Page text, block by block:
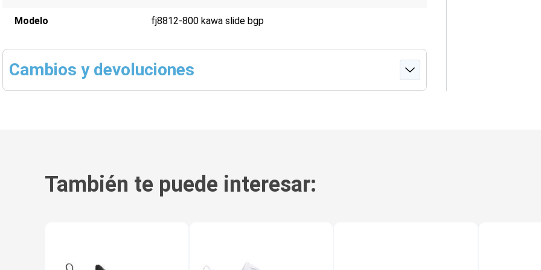
Modelo fj8812-800 kawa slide bgp
Cambios y devoluciones
También te puede interesar: